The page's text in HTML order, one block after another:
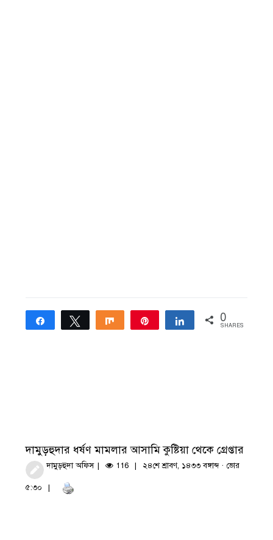
Share Tweet Share Share 0
SHARES
দামুড়হুদার ধর্ষণ মামলার আসামি কুষ্টিয়া থেকে গ্রেপ্তার
দামুড়হুদা অফিস 116 ২৪শে শ্রাবণ, ১৪৩৩ বঙ্গাব্দ · ভোর
৫:৩০